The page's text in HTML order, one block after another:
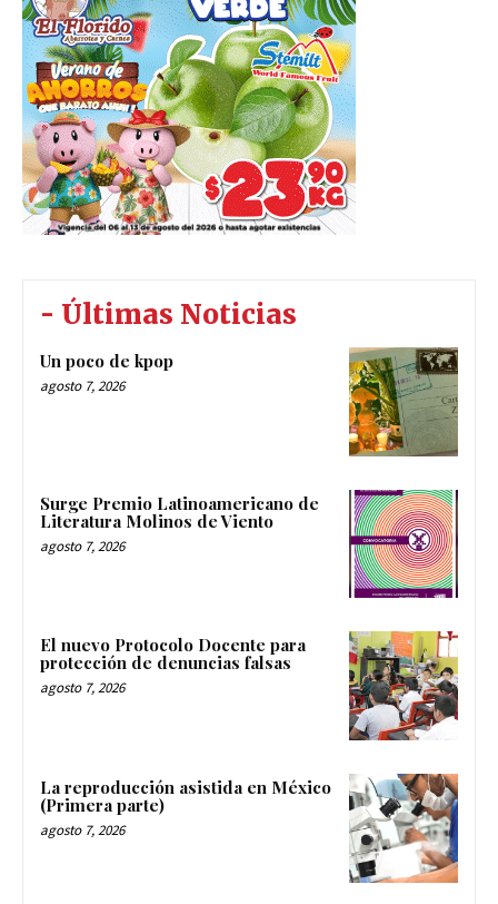
- Últimas Noticias
Un poco de kpop
agosto 7, 2026
Surge Premio Latinoamericano de
Literatura Molinos de Viento
agosto 7, 2026
El nuevo Protocolo Docente para
protección de denuncias falsas
agosto 7, 2026
La reproducción asistida en México
(Primera parte)
agosto 7, 2026